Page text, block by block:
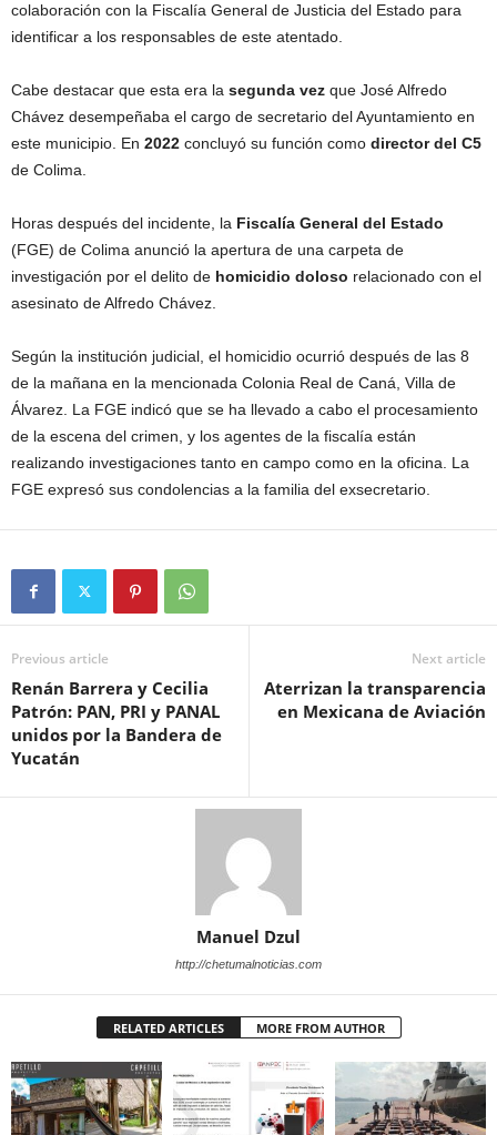
colaboración con la Fiscalía General de Justicia del Estado para
identificar a los responsables de este atentado.
Cabe destacar que esta era la segunda vez que José Alfredo
Chávez desempeñaba el cargo de secretario del Ayuntamiento en
este municipio. En 2022 concluyó su función como director del C5
de Colima.
Horas después del incidente, la Fiscalía General del Estado
(FGE) de Colima anunció la apertura de una carpeta de
investigación por el delito de homicidio doloso relacionado con el
asesinato de Alfredo Chávez.
Según la institución judicial, el homicidio ocurrió después de las 8
de la mañana en la mencionada Colonia Real de Caná, Villa de
Álvarez. La FGE indicó que se ha llevado a cabo el procesamiento
de la escena del crimen, y los agentes de la fiscalía están
realizando investigaciones tanto en campo como en la oficina. La
FGE expresó sus condolencias a la familia del exsecretario.
Previous article
Renán Barrera y Cecilia
Patrón: PAN, PRI y PANAL
unidos por la Bandera de
Yucatán
Next article
Aterrizan la transparencia
en Mexicana de Aviación
Manuel Dzul
http://chetumalnoticias.com
RELATED ARTICLES MORE FROM AUTHOR